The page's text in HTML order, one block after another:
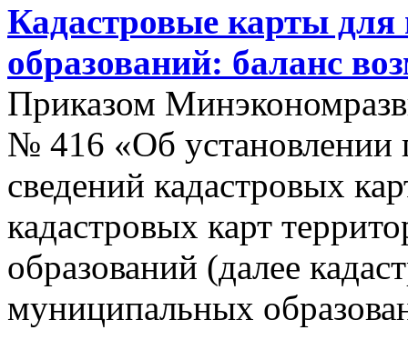
Кадастровые карты
образований: баланс
Приказом
№ 416 «Об установлении
сведений кадастровых
кадастровых карт
образований (далее
муниципальных